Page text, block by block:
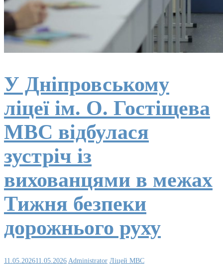
У Дніпровському
ліцеї ім. О. Гостіщева
МВС відбулася
зустріч із
вихованцями в межах
Тижня безпеки
дорожнього руху
11.05.202611.05.2026 Administrator Ліцей МВС